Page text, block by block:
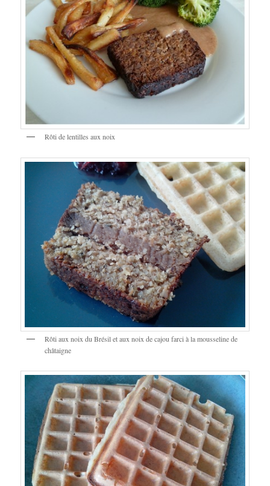
Rôti de lentilles aux noix
Rôti aux noix du Brésil et aux noix de cajou farci à la mousseline de
châtaigne